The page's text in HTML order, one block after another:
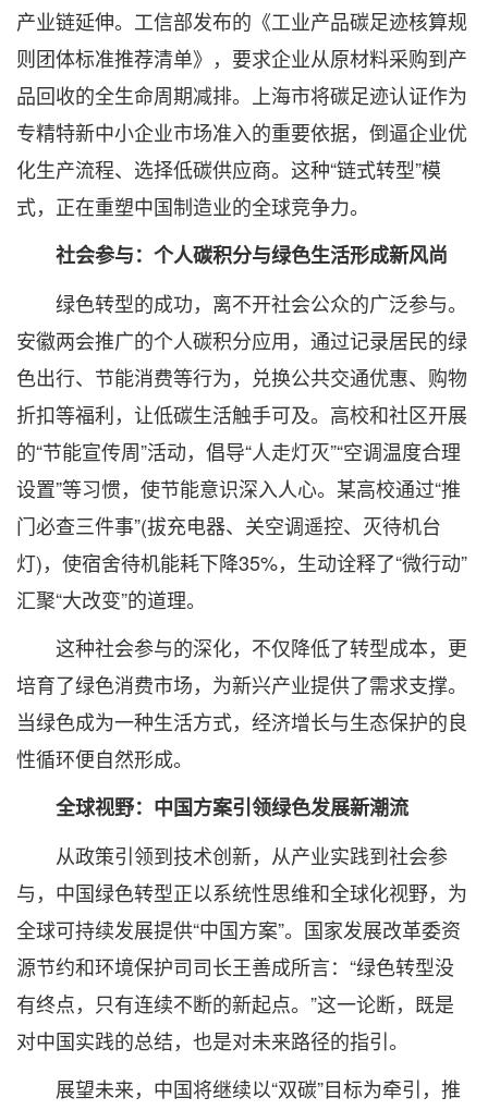
产业链延伸。工信部发布的《工业产品碳足迹核算规
则团体标准推荐清单》，要求企业从原材料采购到产
品回收的全生命周期减排。上海市将碳足迹认证作为
专精特新中小企业市场准入的重要依据，倒逼企业优
化生产流程、选择低碳供应商。这种“链式转型”模
式，正在重塑中国制造业的全球竞争力。
社会参与：个人碳积分与绿色生活形成新风尚
绿色转型的成功，离不开社会公众的广泛参与。
安徽两会推广的个人碳积分应用，通过记录居民的绿
色出行、节能消费等行为，兑换公共交通优惠、购物
折扣等福利，让低碳生活触手可及。高校和社区开展
的“节能宣传周”活动，倡导“人走灯灭”“空调温度合理
设置”等习惯，使节能意识深入人心。某高校通过“推
门必查三件事”(拔充电器、关空调遥控、灭待机台
灯)，使宿舍待机能耗下降35%，生动诠释了“微行动”
汇聚“大改变”的道理。
这种社会参与的深化，不仅降低了转型成本，更
培育了绿色消费市场，为新兴产业提供了需求支撑。
当绿色成为一种生活方式，经济增长与生态保护的良
性循环便自然形成。
全球视野：中国方案引领绿色发展新潮流
从政策引领到技术创新，从产业实践到社会参
与，中国绿色转型正以系统性思维和全球化视野，为
全球可持续发展提供“中国方案”。国家发展改革委资
源节约和环境保护司司长王善成所言：“绿色转型没
有终点，只有连续不断的新起点。”这一论断，既是
对中国实践的总结，也是对未来路径的指引。
展望未来，中国将继续以“双碳”目标为牵引，推